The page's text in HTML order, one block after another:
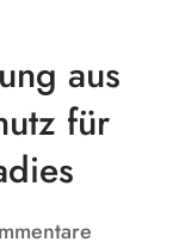
aus
für